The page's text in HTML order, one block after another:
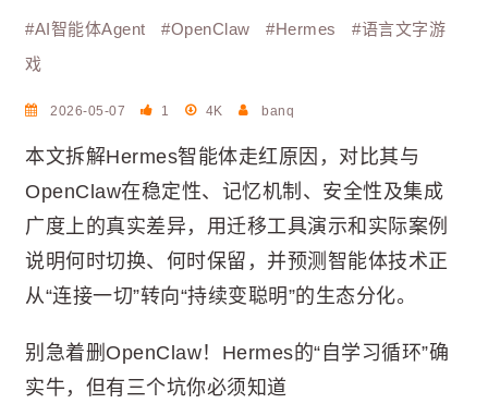
#AI智能体Agent #OpenClaw #Hermes #语言文字游
戏
2026-05-07 1 4K banq
本文拆解Hermes智能体走红原因，对比其与
OpenClaw在稳定性、记忆机制、安全性及集成
广度上的真实差异，用迁移工具演示和实际案例
说明何时切换、何时保留，并预测智能体技术正
从“连接一切”转向“持续变聪明”的生态分化。
别急着删OpenClaw！Hermes的“自学习循环”确
实牛，但有三个坑你必须知道